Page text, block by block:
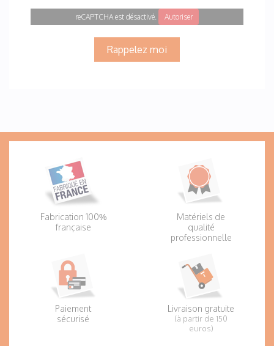
reCAPTCHA est désactivé. Autoriser
Rappelez moi
Fabrication 100%
française
Matériels de
qualité
professionnelle
Paiement
sécurisé
Livraison gratuite
(à partir de 150
euros)